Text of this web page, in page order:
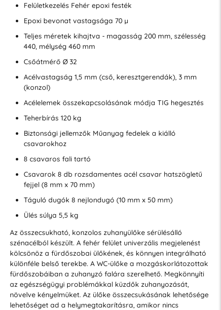
Felületkezelés Fehér epoxi festék
Epoxi bevonat vastagsága 70 µ
Teljes méretek kihajtva - magasság 200 mm, szélesség
440, mélység 460 mm
Csőátmérő Ø 32
Acélvastagság 1,5 mm (cső, keresztgerendák), 3 mm
(konzol)
Acélelemek összekapcsolásának módja TIG hegesztés
Teherbírás 120 kg
Biztonsági jellemzők Műanyag fedelek a kiálló
csavarokhoz
8 csavaros fali tartó
Csavarok 8 db rozsdamentes acél csavar hatszögletű
fejjel (8 mm x 70 mm)
Táguló dugók 8 nejlondugó (10 mm x 50 mm)
Ülés súlya 5,5 kg
Az összecsukható, konzolos zuhanyülőke sérülésálló
szénacélból készült. A fehér felület univerzális megjelenést
kölcsönöz a fürdőszobai ülőkének, és könnyen integrálható
különféle belső terekbe. A WC-ülőke a mozgáskorlátozottak
fürdőszobáiban a zuhanyzó falára szerelhető. Megkönnyíti
az egészségügyi problémákkal küzdők zuhanyozását,
növelve kényelmüket. Az ülőke összecsukásának lehetősége
lehetőséget ad a helymegtakarításra, amikor nincs